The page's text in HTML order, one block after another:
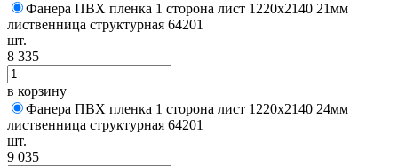
Фанера ПВХ пленка 1 сторона лист 1220х2140 21мм
лиственница структурная 64201
шт.
8 335
в корзину
Фанера ПВХ пленка 1 сторона лист 1220х2140 24мм
лиственница структурная 64201
шт.
9 035